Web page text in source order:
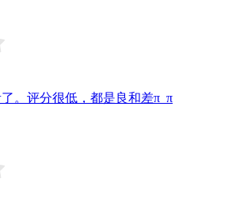
。评分很低，都是良和差π_π